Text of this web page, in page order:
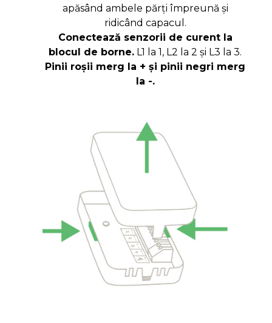
apăsând ambele părți împreună și
ridicând capacul.
Conectează senzorii de curent la
blocul de borne. L1 la 1, L2 la 2 și L3 la 3.
Pinii roșii merg la + și pinii negri merg
la -.